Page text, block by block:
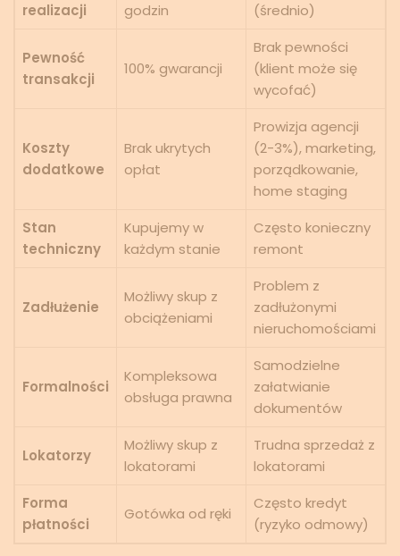
realizacji
godzin
(średnio)
Pewność
transakcji
100% gwarancji
Brak pewności
(klient może się
wycofać)
Koszty
dodatkowe
Brak ukrytych
opłat
Prowizja agencji
(2-3%), marketing,
porządkowanie,
home staging
Stan
techniczny
Kupujemy w
każdym stanie
Często konieczny
remont
Zadłużenie
Możliwy skup z
obciążeniami
Problem z
zadłużonymi
nieruchomościami
Formalności
Kompleksowa
obsługa prawna
Samodzielne
załatwianie
dokumentów
Lokatorzy
Możliwy skup z
lokatorami
Trudna sprzedaż z
lokatorami
Forma
płatności
Gotówka od ręki
Często kredyt
(ryzyko odmowy)